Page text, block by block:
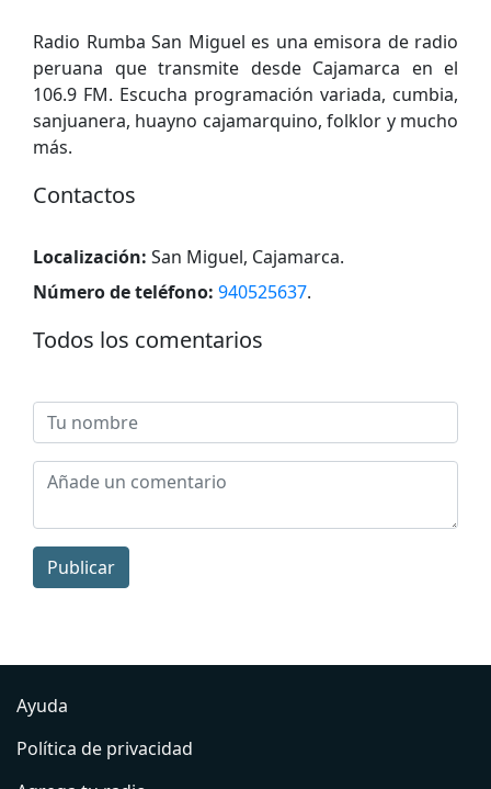
Radio Rumba San Miguel es una emisora de radio
peruana que transmite desde Cajamarca en el
106.9 FM. Escucha programación variada, cumbia,
sanjuanera, huayno cajamarquino, folklor y mucho
más.
Contactos
Localización: San Miguel, Cajamarca.
Número de teléfono: 940525637.
Todos los comentarios
Publicar
Ayuda
Política de privacidad